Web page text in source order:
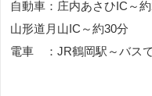
自動車：庄内あさひIC～
山形道月山IC～約30分
電車 ：JR鶴岡駅～バス